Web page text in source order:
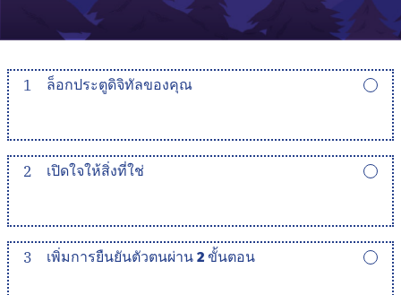
1 ล็อกประตูดิจิทัลของคุณ
2 เปิดใจให้สิ่งที่ใช่
3 เพิ่มการยืนยันตัวตนผ่าน 2 ขั้นตอน